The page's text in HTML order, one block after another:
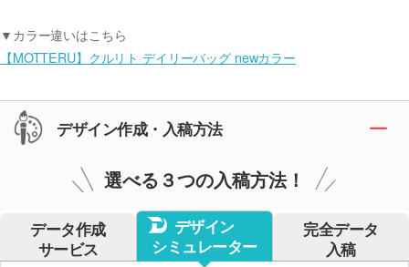
▼カラー違いはこちら
【MOTTERU】クルリト デイリーバッグ newカラー
デザイン作成・入稿方法
選べる３つの入稿方法！
データ作成
サービス
デザイン
シミュレーター
完全データ
入稿